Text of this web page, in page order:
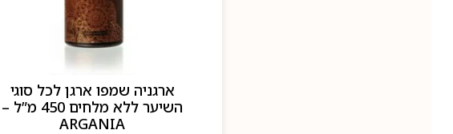
ארגניה שמפו ארגן לכל סוגי
השיער ללא מלחים 450 מ”ל –
ARGANIA